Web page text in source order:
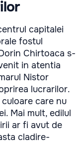
capitalei
fostul
Chirtoaca s-
in atentia
Nistor
lucrarilor.
care nu
Mai mult, edilul
ar fi avut de
cladire-